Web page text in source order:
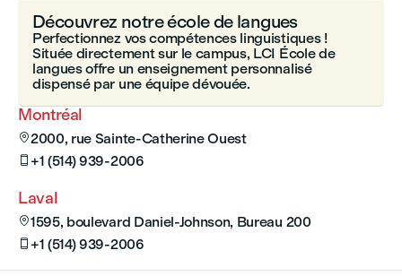
Montréal
2000, rue Sainte-Catherine Ouest
 +1 (514) 939-2006
Laval
1595, boulevard Daniel-Johnson, Bureau 200
 +1 (514) 939-2006
Découvrez notre école de langues
Perfectionnez vos compétences linguistiques !
Située directement sur le campus, LCI École de
langues offre un enseignement personnalisé
dispensé par une équipe dévouée.